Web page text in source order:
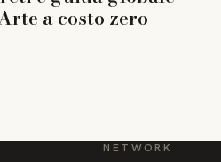
a costo zero
NETWORK